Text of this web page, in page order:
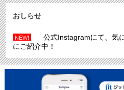
おしらせ
NEW!
公式Instagramにて、気
にご紹介中！